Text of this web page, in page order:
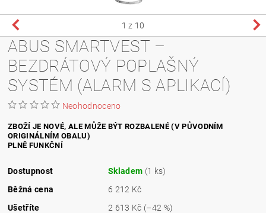
1 z 10
ABUS SMARTVEST –
BEZDRÁTOVÝ POPLAŠNÝ
SYSTÉM (ALARM S APLIKACÍ)
Neohodnoceno
ZBOŽÍ JE NOVÉ, ALE MŮŽE BÝT ROZBALENÉ (V PŮVODNÍM
ORIGINÁLNÍM OBALU)
PLNĚ FUNKČNÍ
Dostupnost Skladem (1 ks)
Běžná cena
6 212 Kč
Ušetříte
2 613 Kč (–42 %)